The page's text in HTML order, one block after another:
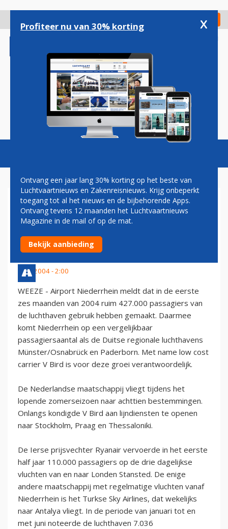
gaan
Check in
Magazine Podcasts Vacatures
RUIM 400.000 PASSAGIERS
AIRPORT NIEDERRHEIN IN
EERSTE HALF JAAR
1 juli 2004 - 2:00
WEEZE - Airport Niederrhein meldt dat in de eerste
zes maanden van 2004 ruim 427.000 passagiers van
de luchthaven gebruik hebben gemaakt. Daarmee
komt Niederrhein op een vergelijkbaar
passagiersaantal als de Duitse regionale luchthavens
Münster/Osnabrück en Paderborn. Met name low cost
carrier V Bird is voor deze groei verantwoordelijk.
De Nederlandse maatschappij vliegt tijdens het
lopende zomerseizoen naar achttien bestemmingen.
Onlangs kondigde V Bird aan lijndiensten te openen
naar Stockholm, Praag en Thessaloniki.
De Ierse prijsvechter Ryanair vervoerde in het eerste
half jaar 110.000 passagiers op de drie dagelijkse
vluchten van en naar Londen Stansted. De enige
andere maatschappij met regelmatige vluchten vanaf
Niederrhein is het Turkse Sky Airlines, dat wekelijks
naar Antalya vliegt. In de periode van januari tot en
met juni noteerde de luchthaven 7.036
Profiteer nu van 30% korting x
Ontvang een jaar lang 30% korting op het beste van
Luchtvaartnieuws en Zakenreisnieuws. Krijg onbeperkt
toegang tot al het nieuws en de bijbehorende Apps.
Ontvang tevens 12 maanden het Luchtvaartnieuws
Magazine in de mail of op de mat.
Bekijk aanbieding